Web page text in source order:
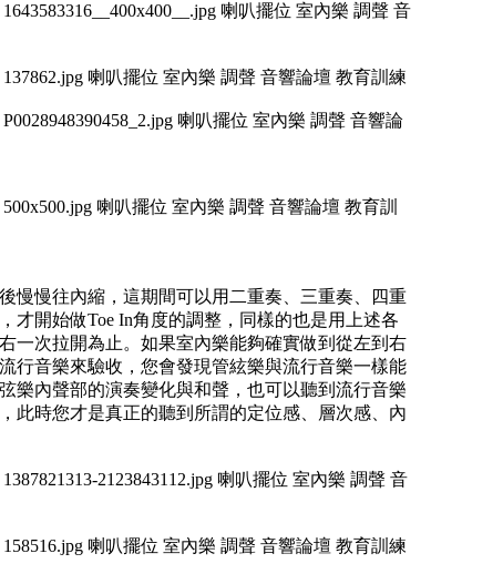
慢慢往內縮，這期間可以用二重奏、三重奏、四重
才開始做Toe In角度的調整，同樣的也是用上述各
一次拉開為止。如果室內樂能夠確實做到從左到右
行音樂來驗收，您會發現管絃樂與流行音樂一樣能
樂內聲部的演奏變化與和聲，也可以聽到流行音樂
此時您才是真正的聽到所謂的定位感、層次感、內